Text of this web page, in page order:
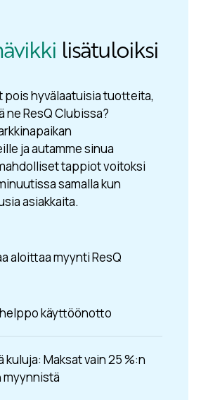
lisätuloiksi
pois hyvälaatuisia tuotteita,
ne ResQ Clubissa?
ja autamme sinua
tappiot voitoksi
samalla kun
asiakkaita.
aloittaa myynti ResQ
käyttöönotto
kuluja: Maksat vain 25 %:n